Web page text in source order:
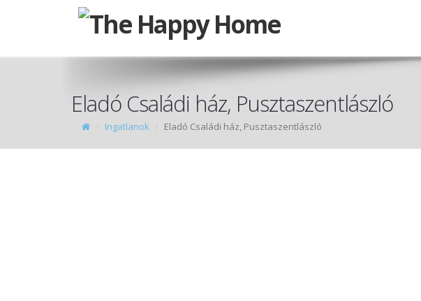
Eladó Családi ház, Pusztaszentlászló
Ingatlanok Eladó Családi ház, Pusztaszentlászló